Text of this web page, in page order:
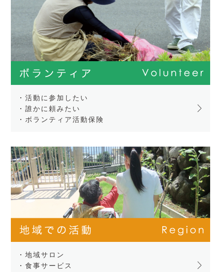
・活動に参加したい
・誰かに頼みたい
・ボランティア活動保険
・地域サロン
・食事サービス